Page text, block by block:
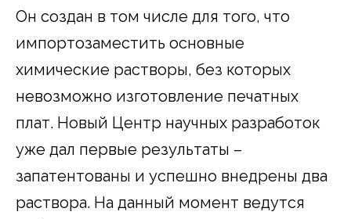
Он создан в том числе для того, что
импортозаместить основные
химические растворы, без которых
невозможно изготовление печатных
плат. Новый Центр научных разработок
уже дал первые результаты –
запатентованы и успешно внедрены два
раствора. На данный момент ведутся